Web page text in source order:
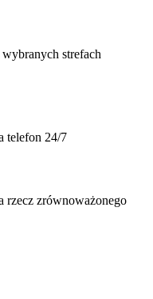
strefach
telefon 24/7
rzecz zrównoważonego